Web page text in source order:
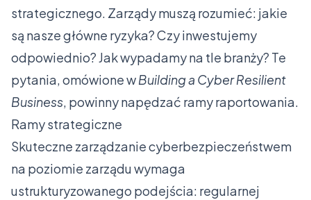
strategicznego. Zarządy muszą rozumieć: jakie
są nasze główne ryzyka? Czy inwestujemy
odpowiednio? Jak wypadamy na tle branży? Te
pytania, omówione wBuilding a Cyber Resilient
Business, powinny napędzać ramy raportowania.
Ramy strategiczne
Skuteczne zarządzanie cyberbezpieczeństwem
na poziomie zarządu wymaga
ustrukturyzowanego podejścia: regularnej